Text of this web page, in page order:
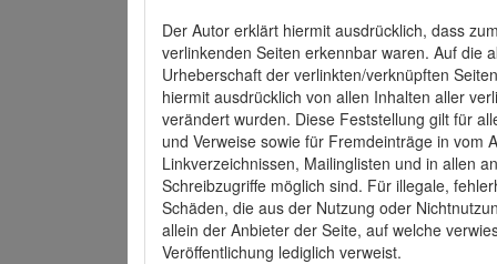
Der Autor erklärt hiermit ausdrücklich, dass
verlinkenden Seiten erkennbar waren. Auf die
Urheberschaft der verlinkten/verknüpften
hiermit ausdrücklich von allen Inhalten aller
verändert wurden. Diese Feststellung gilt für
und Verweise sowie für Fremdeinträge in vom
Linkverzeichnissen, Mailinglisten und in allen
Schreibzugriffe möglich sind. Für illegale,
Schäden, die aus der Nutzung oder
allein der Anbieter der Seite, auf welche
Veröffentlichung lediglich verweist.